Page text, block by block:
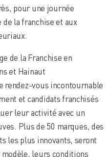
pour une journée
la franchise et aux
de la Franchise en
et Hainaut
rendez-vous incontournable
et candidats franchisés
leur activité avec un
Plus de 50 marques, des
les plus innovants, seront
leurs conditions